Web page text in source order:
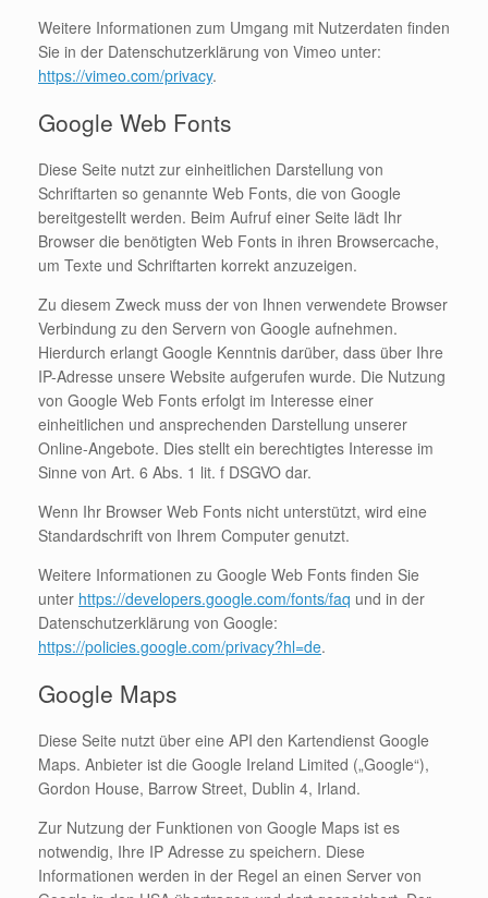
Weitere Informationen zum Umgang mit Nutzerdaten finden
Sie in der Datenschutzerklärung von Vimeo unter:
https://vimeo.com/privacy.
Google Web Fonts
Diese Seite nutzt zur einheitlichen Darstellung von
Schriftarten so genannte Web Fonts, die von Google
bereitgestellt werden. Beim Aufruf einer Seite lädt Ihr
Browser die benötigten Web Fonts in ihren Browsercache,
um Texte und Schriftarten korrekt anzuzeigen.
Zu diesem Zweck muss der von Ihnen verwendete Browser
Verbindung zu den Servern von Google aufnehmen.
Hierdurch erlangt Google Kenntnis darüber, dass über Ihre
IP-Adresse unsere Website aufgerufen wurde. Die Nutzung
von Google Web Fonts erfolgt im Interesse einer
einheitlichen und ansprechenden Darstellung unserer
Online-Angebote. Dies stellt ein berechtigtes Interesse im
Sinne von Art. 6 Abs. 1 lit. f DSGVO dar.
Wenn Ihr Browser Web Fonts nicht unterstützt, wird eine
Standardschrift von Ihrem Computer genutzt.
Weitere Informationen zu Google Web Fonts finden Sie
unter https://developers.google.com/fonts/faq und in der
Datenschutzerklärung von Google:
https://policies.google.com/privacy?hl=de.
Google Maps
Diese Seite nutzt über eine API den Kartendienst Google
Maps. Anbieter ist die Google Ireland Limited („Google“),
Gordon House, Barrow Street, Dublin 4, Irland.
Zur Nutzung der Funktionen von Google Maps ist es
notwendig, Ihre IP Adresse zu speichern. Diese
Informationen werden in der Regel an einen Server von